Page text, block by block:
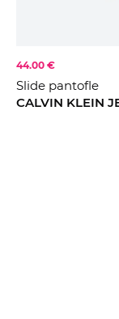
Černá
Hnědá
KOLEKCE
44.00 €
Slide pantofle
CALVIN KLEIN